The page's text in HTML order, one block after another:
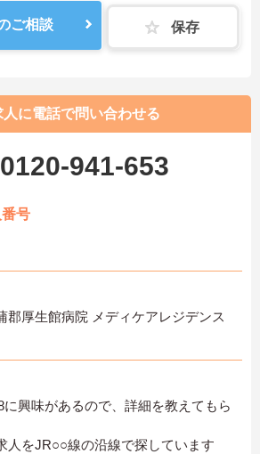
ご相談 保存
人に電話で問い合わせる
0120-941-653
号
厚生館病院 メディケアレジデンス
に興味があるので、詳細を教えてもら
人をJR○○線の沿線で探しています